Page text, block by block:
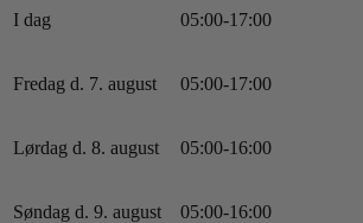
I dag 05:00-17:00
Fredag d. 7. august 05:00-17:00
Lørdag d. 8. august 05:00-16:00
Søndag d. 9. august 05:00-16:00